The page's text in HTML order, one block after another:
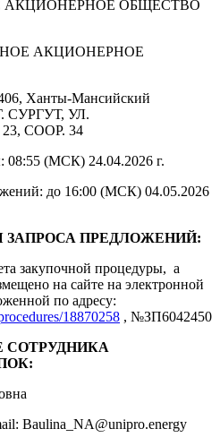
АКЦИОНЕРНОЕ ОБЩЕСТВО
АКЦИОНЕРНОЕ
Ханты-Мансийский
СУРГУТ, УЛ.
СООР. 34
08:55 (МСК) 24.04.2026 г.
до 16:00 (МСК) 04.05.2026
ЗАПРОСА ПРЕДЛОЖЕНИЙ:
закупочной процедуры, а
на сайте на электронной
по адресу:
18870258 , №ЗП6042450
Baulina_NA@unipro.energy